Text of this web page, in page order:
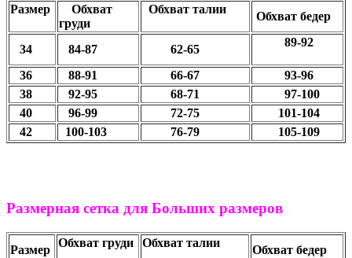
Размер
Обхват
груди
Обхват талии
Обхват бедер
34 84-87 62-65
89-92
36 88-91 66-67
93-96
38
92-95 68-71
97-100
40
96-99 72-75
101-104
42
100-103 76-79 105-109
Размерная сетка для Больших размеров
Размер
Обхват груди Обхват талии
Обхват бедер